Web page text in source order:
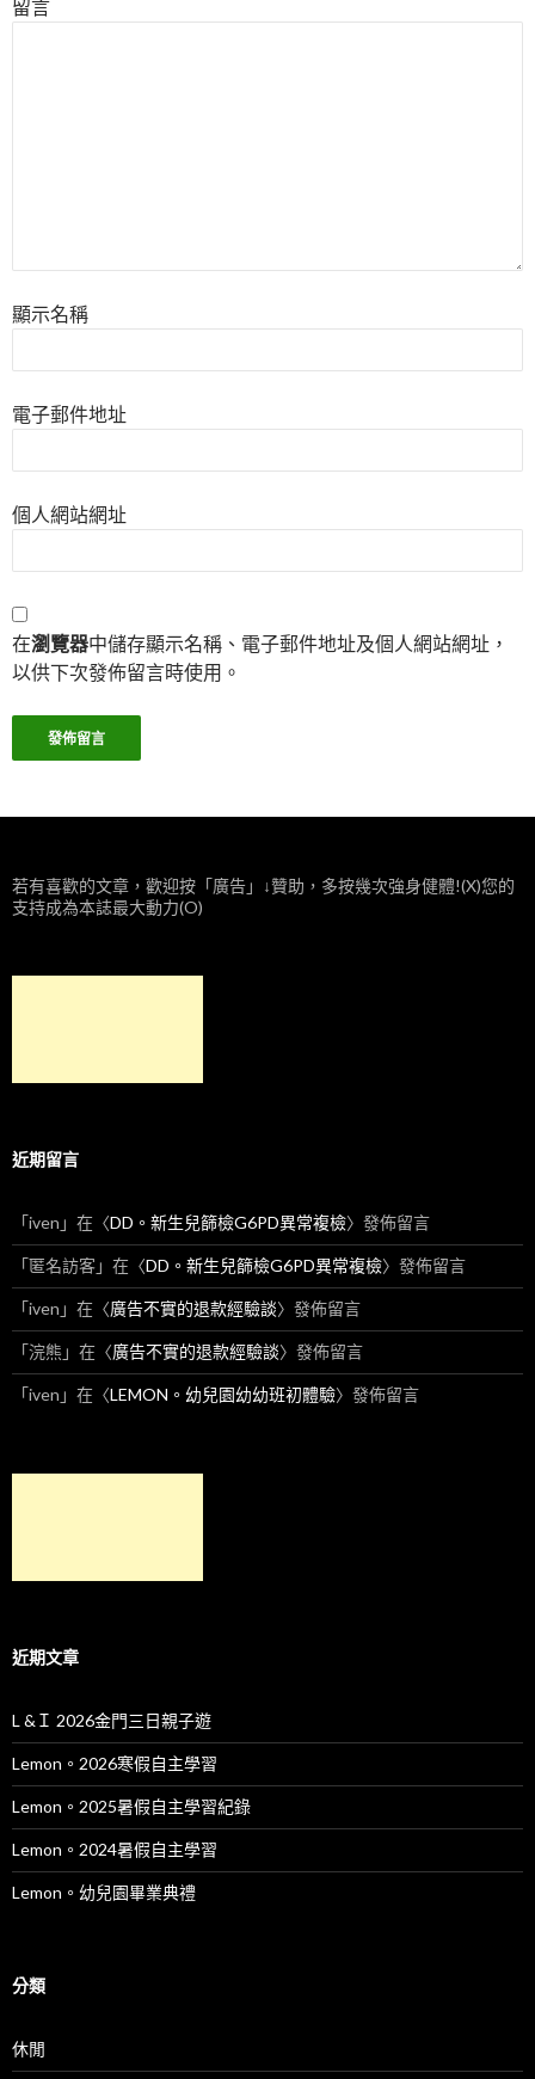
留言
顯示名稱
電子郵件地址
個人網站網址
在瀏覽器中儲存顯示名稱、電子郵件地址及個人網站網址，
以供下次發佈留言時使用。
若有喜歡的文章，歡迎按「廣告」↓贊助，多按幾次強身健體!(X)您的
支持成為本誌最大動力(O)
近期留言
「iven 」在〈DD。新生兒篩檢G6PD異常複檢〉發佈留言
「匿名訪客」在〈DD。新生兒篩檢G6PD異常複檢〉發佈留言
「iven 」在〈廣告不實的退款經驗談〉發佈留言
「浣熊 」在〈廣告不實的退款經驗談〉發佈留言
「iven 」在〈LEMON。幼兒園幼幼班初體驗〉發佈留言
近期文章
L &Ｉ 2026金門三日親子遊
Lemon。2026寒假自主學習
Lemon。2025暑假自主學習紀錄
Lemon。2024暑假自主學習
Lemon。幼兒園畢業典禮
分類
休閒